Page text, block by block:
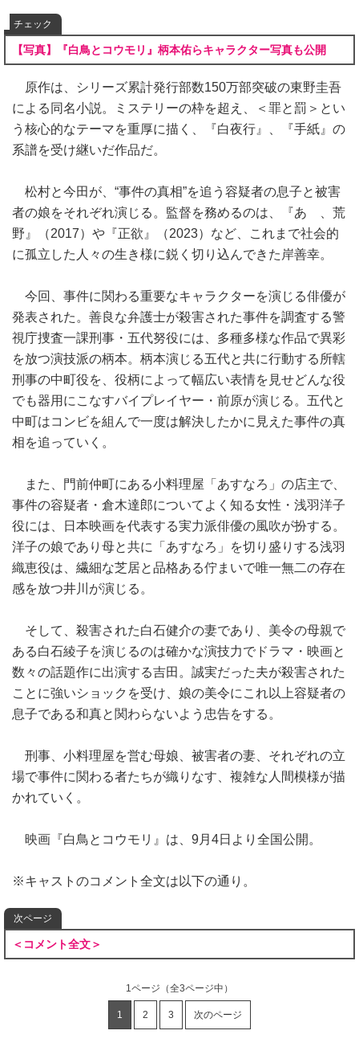
チェック
【写真】『白鳥とコウモリ』柄本佑らキャラクター写真も公開
原作は、シリーズ累計発行部数150万部突破の東野圭吾
による同名小説。ミステリーの枠を超え、＜罪と罰＞とい
う核心的なテーマを重厚に描く、『白夜行』、『手紙』の
系譜を受け継いだ作品だ。
松村と今田が、“事件の真相”を追う容疑者の息子と被害
者の娘をそれぞれ演じる。監督を務めるのは、『あゝ、荒
野』（2017）や『正欲』（2023）など、これまで社会的
に孤立した人々の生き様に鋭く切り込んできた岸善幸。
今回、事件に関わる重要なキャラクターを演じる俳優が
発表された。善良な弁護士が殺害された事件を調査する警
視庁捜査一課刑事・五代努役には、多種多様な作品で異彩
を放つ演技派の柄本。柄本演じる五代と共に行動する所轄
刑事の中町役を、役柄によって幅広い表情を見せどんな役
でも器用にこなすバイプレイヤー・前原が演じる。五代と
中町はコンビを組んで一度は解決したかに見えた事件の真
相を追っていく。
また、門前仲町にある小料理屋「あすなろ」の店主で、
事件の容疑者・倉木達郎についてよく知る女性・浅羽洋子
役には、日本映画を代表する実力派俳優の風吹が扮する。
洋子の娘であり母と共に「あすなろ」を切り盛りする浅羽
織恵役は、繊細な芝居と品格ある佇まいで唯一無二の存在
感を放つ井川が演じる。
そして、殺害された白石健介の妻であり、美令の母親で
ある白石綾子を演じるのは確かな演技力でドラマ・映画と
数々の話題作に出演する吉田。誠実だった夫が殺害された
ことに強いショックを受け、娘の美令にこれ以上容疑者の
息子である和真と関わらないよう忠告をする。
刑事、小料理屋を営む母娘、被害者の妻、それぞれの立
場で事件に関わる者たちが織りなす、複雑な人間模様が描
かれていく。
映画『白鳥とコウモリ』は、9月4日より全国公開。
※キャストのコメント全文は以下の通り。
次ページ
＜コメント全文＞
1ページ （全3ページ中）
1 2 3 次のページ